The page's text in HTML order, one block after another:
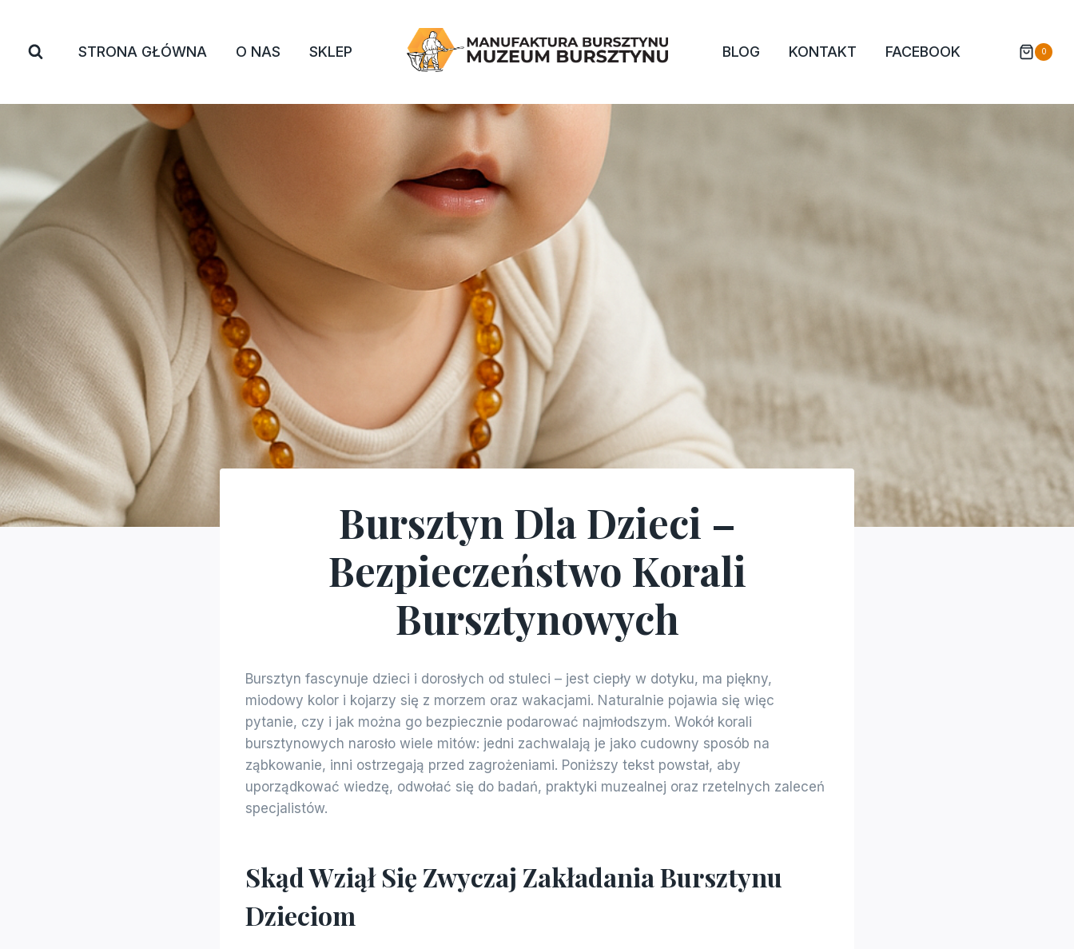
treści
STRONA GŁÓWNA O NAS SKLEP BLOG KONTAKT FACEBOOK 0
BLOG
Bursztyn Dla Dzieci –
Bezpieczeństwo Korali
Bursztynowych
Bursztyn fascynuje dzieci i dorosłych od stuleci – jest ciepły w dotyku, ma piękny,
miodowy kolor i kojarzy się z morzem oraz wakacjami. Naturalnie pojawia się więc
pytanie, czy i jak można go bezpiecznie podarować najmłodszym. Wokół korali
bursztynowych narosło wiele mitów: jedni zachwalają je jako cudowny sposób na
ząbkowanie, inni ostrzegają przed zagrożeniami. Poniższy tekst powstał, aby
uporządkować wiedzę, odwołać się do badań, praktyki muzealnej oraz rzetelnych zaleceń
specjalistów.
Skąd Wziął Się Zwyczaj Zakładania Bursztynu
Dzieciom